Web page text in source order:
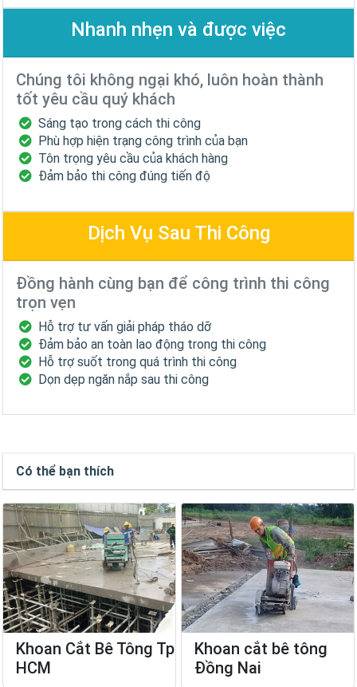
Nhanh nhẹn và được việc
Chúng tôi không ngại khó, luôn hoàn thành
tốt yêu cầu quý khách
Sáng tạo trong cách thi công
Phù hợp hiện trạng công trình của bạn
Tôn trọng yêu cầu của khách hàng
Đảm bảo thi công đúng tiến độ
Dịch Vụ Sau Thi Công
Đồng hành cùng bạn để công trình thi công
trọn vẹn
Hỗ trợ tư vấn giải pháp tháo dỡ
Đảm bảo an toàn lao động trong thi công
Hỗ trợ suốt trong quá trình thi công
Dọn dẹp ngăn nắp sau thi công
Có thể bạn thích
Khoan Cắt Bê Tông Tp
HCM
Khoan cắt bê tông
Đồng Nai